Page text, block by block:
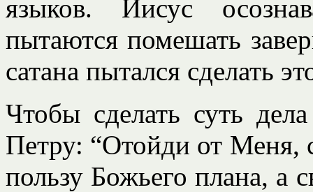
языков. Иисус
пытаются помешать
сатана пытался сделать
Чтобы сделать суть
Петру: “Отойди от Меня,
пользу Божьего плана, а